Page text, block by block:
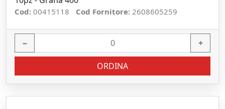
Cod: 00415118 Cod Fornitore: 2608605259
− +
ORDINA